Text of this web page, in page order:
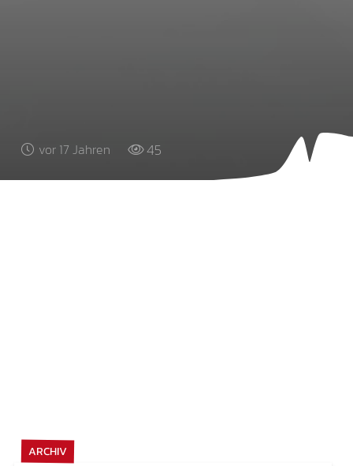
vor 17 Jahren 45
ARCHIV